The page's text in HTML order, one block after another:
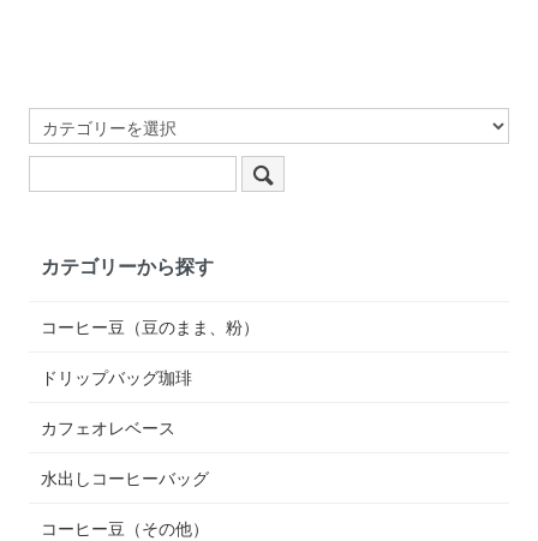
カテゴリーから探す
コーヒー豆（豆のまま、粉）
ドリップバッグ珈琲
カフェオレベース
水出しコーヒーバッグ
コーヒー豆（その他）